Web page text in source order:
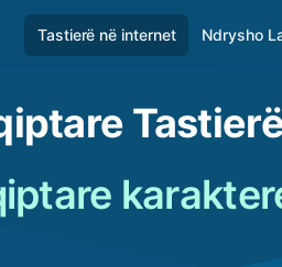
Tastierë në internet Ndrysho